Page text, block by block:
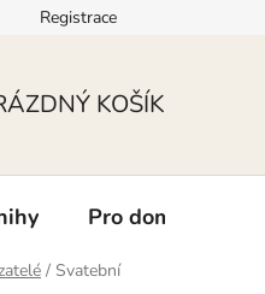
Registrace
KOŠÍK
Pro domácí
/ Svatební